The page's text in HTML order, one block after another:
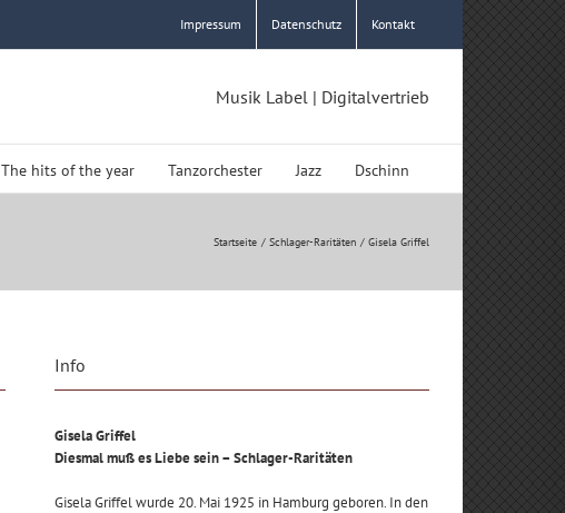
Impressum Datenschutz Kontakt
Musik Label | Digitalvertrieb
The hits of the year Tanzorchester Jazz Dschinn
Startseite Schlager-Raritäten Gisela Griffel
Info
Gisela Griffel
Diesmal muß es Liebe sein – Schlager-Raritäten
Gisela Griffel wurde 20. Mai 1925 in Hamburg geboren. In den